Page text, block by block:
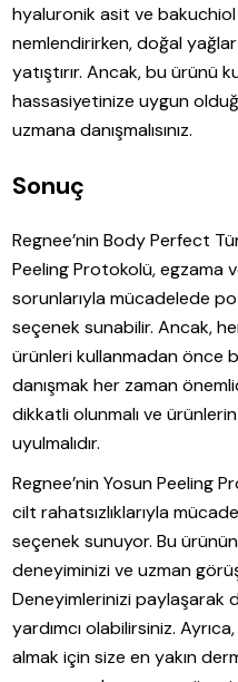
hyaluronik asit ve
nemlendirirken, doğal
yatıştırır. Ancak, bu ürünü
hassasiyetinize uygun
uzmana danışmalısınız.
Sonuç
Regnee’nin Body Perfect
Peeling Protokolü, egzama
sorunlarıyla mücadelede
seçenek sunabilir. Ancak,
ürünleri kullanmadan önce
danışmak her zaman
dikkatli olunmalı ve
uyulmalıdır.
Regnee’nin Yosun Peeling
cilt rahatsızlıklarıyla
seçenek sunuyor. Bu
deneyiminizi ve uzman
Deneyimlerinizi paylaşarak
yardımcı olabilirsiniz.
almak için size en yakın